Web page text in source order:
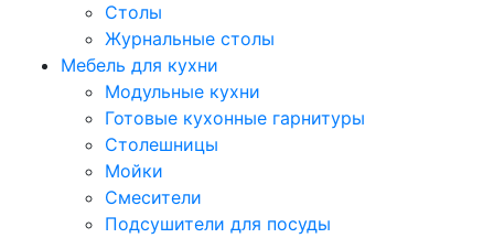
Столы
Журнальные столы
Мебель для кухни
Модульные кухни
Готовые кухонные гарнитуры
Столешницы
Мойки
Смесители
Подсушители для посуды